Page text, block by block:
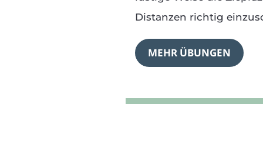
Distanzen richtig
MEHR ÜBUNGEN